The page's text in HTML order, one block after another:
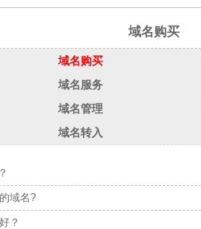
域名购买
域名购买
域名服务
域名管理
域名转入
域名?
？